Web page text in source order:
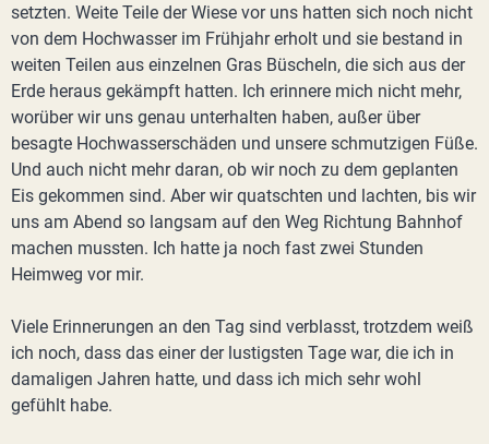
setzten. Weite Teile der Wiese vor uns hatten sich noch nicht
von dem Hochwasser im Frühjahr erholt und sie bestand in
weiten Teilen aus einzelnen Gras Büscheln, die sich aus der
Erde heraus gekämpft hatten. Ich erinnere mich nicht mehr,
worüber wir uns genau unterhalten haben, außer über
besagte Hochwasserschäden und unsere schmutzigen Füße.
Und auch nicht mehr daran, ob wir noch zu dem geplanten
Eis gekommen sind. Aber wir quatschten und lachten, bis wir
uns am Abend so langsam auf den Weg Richtung Bahnhof
machen mussten. Ich hatte ja noch fast zwei Stunden
Heimweg vor mir.
Viele Erinnerungen an den Tag sind verblasst, trotzdem weiß
ich noch, dass das einer der lustigsten Tage war, die ich in
damaligen Jahren hatte, und dass ich mich sehr wohl
gefühlt habe.